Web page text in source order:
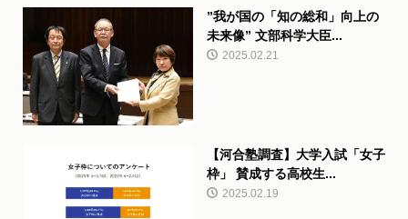
”我が国の「知の総和」向上の
未来像” 文部科学大臣...
2025.02.21
【河合塾調査】大学入試「女子
枠」 賛成する高校生...
2025.02.19